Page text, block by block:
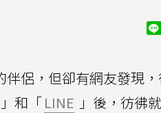
侶，但卻有網友發現
」和「LINE 」後，彷彿